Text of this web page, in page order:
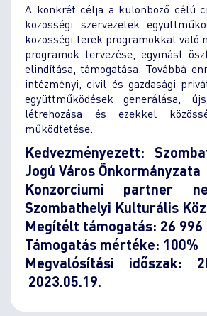
A konkrét célja a különböző célú
közösségi szervezetek
közösségi terek programokkal való
programok tervezése, egymást
elindítása, támogatása. Továbbá
intézményi, civil és gazdasági
együttműködések generálása,
létrehozása és ezekkel
működtetése.
Kedvezményezett:
Jogú Város Önkormányzata
Konzorciumi partner
Szombathelyi Kulturális
Megítélt támogatás: 26 996
Támogatás mértéke: 100%
Megvalósítási időszak:
2023.05.19.